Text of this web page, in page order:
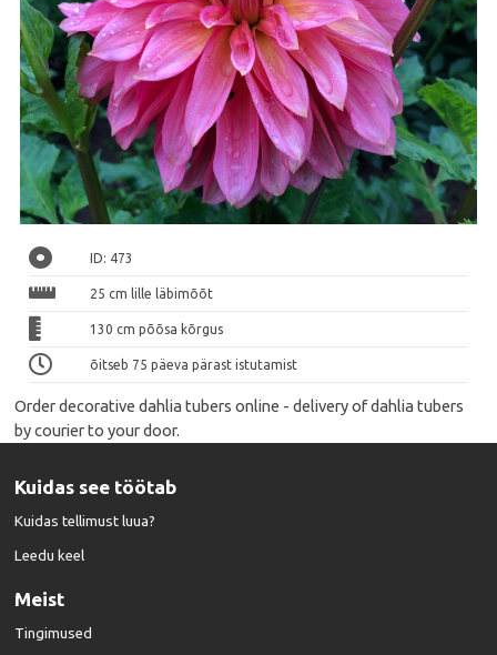
ID: 473
25 cm lille läbimõõt
130 cm põõsa kõrgus
õitseb 75 päeva pärast istutamist
Order decorative dahlia tubers online - delivery of dahlia tubers
by courier to your door.
Kuidas see töötab
Kuidas tellimust luua?
Leedu keel
Meist
Tingimused